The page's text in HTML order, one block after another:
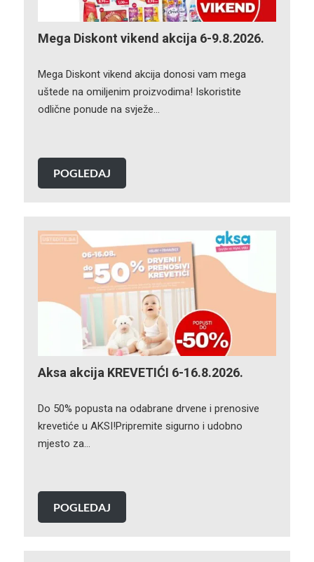
Mega Diskont vikend akcija 6-9.8.2026.
Mega Diskont vikend akcija donosi vam mega
uštede na omiljenim proizvodima! Iskoristite
odlične ponude na svježe…
POGLEDAJ
Aksa akcija KREVETIĆI 6-16.8.2026.
Do 50% popusta na odabrane drvene i prenosive
krevetiće u AKSI!Pripremite sigurno i udobno
mjesto za…
POGLEDAJ